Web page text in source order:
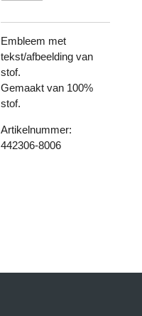
Embleem met
tekst/afbeelding van
stof.
Gemaakt van 100%
stof.
Artikelnummer:
442306-8006